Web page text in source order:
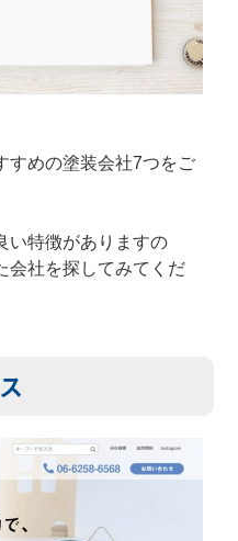
すめの塗装会社7つをご
い特徴がありますの
会社を探してみてくだ